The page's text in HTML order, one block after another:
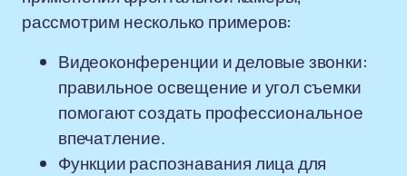
рассмотрим несколько примеров:
Видеоконференции и деловые звонки:
правильное освещение и угол съемки
помогают создать профессиональное
впечатление.
Функции распознавания лица для